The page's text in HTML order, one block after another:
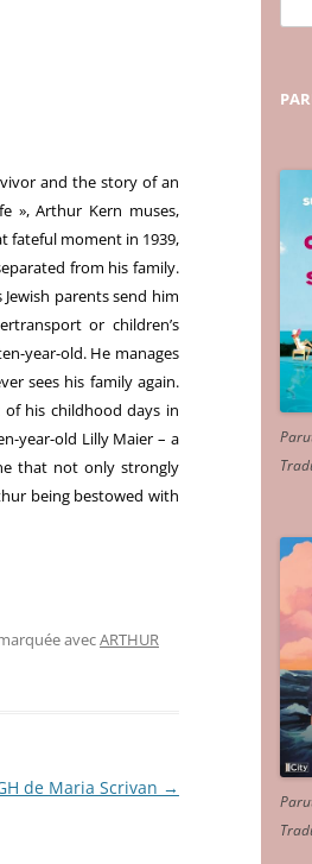
and the story of an
», Arthur Kern muses,
fateful moment in 1939,
from his family.
parents send him
or children’s
year-old. He manages
sees his family again.
his childhood days in
year-old Lilly Maier – a
that not only strongly
being bestowed with
avecARTHUR
de Maria Scrivan →